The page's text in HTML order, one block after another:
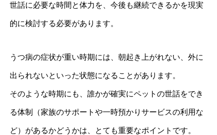
世話に必要な時間と体力を、今後も継続できるかを現実
的に検討する必要があります。
うつ病の症状が重い時期には、朝起き上がれない、外に
出られないといった状態になることがあります。
そのような時期にも、誰かが確実にペットの世話をでき
る体制（家族のサポートや一時預かりサービスの利用な
ど）があるかどうかは、とても重要なポイントです。